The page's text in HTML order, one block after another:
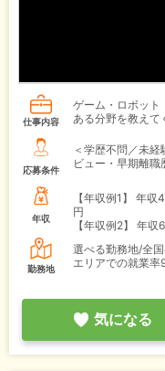
仕事内容
ゲーム・ロボット
ある分野を教えて
応募条件
＜学歴不問／未
ビュー・早期離職
年収
【年収例1】
年収
円
【年収例2】
年収
勤務地
選べる勤務地/全
エリアでの就業率
気になる